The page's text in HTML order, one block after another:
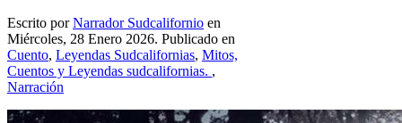
Escrito porNarrador Sudcalifornio en
Miércoles, 28 Enero 2026. Publicado en
Cuento, Leyendas Sudcalifornias, Mitos,
Cuentos y Leyendas sudcalifornias. ,
Narración